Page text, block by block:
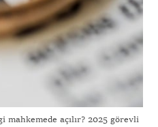
mahkemede açılır? 2025 görevli